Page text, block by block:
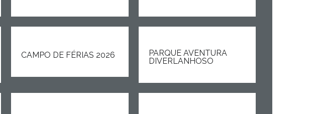
CAMPO DE FÉRIAS 2026
PARQUE AVENTURA
DIVERLANHOSO